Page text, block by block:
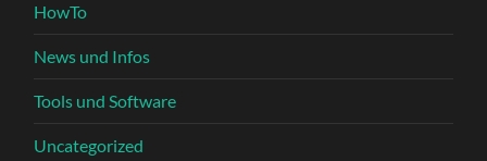
HowTo
News und Infos
Tools und Software
Uncategorized